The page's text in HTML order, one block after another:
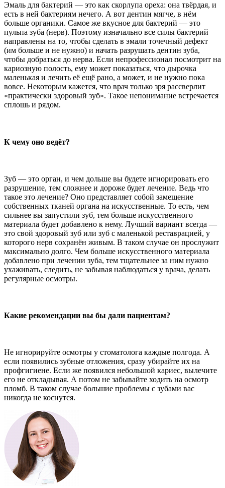
Эмаль для бактерий — это как скорлупа ореха: она твёрдая, и
есть в ней бактериям нечего. А вот дентин мягче, в нём
больше органики. Самое же вкусное для бактерий — это
пульпа зуба (нерв). Поэтому изначально все силы бактерий
направлены на то, чтобы сделать в эмали точечный дефект
(им больше и не нужно) и начать разрушать дентин зуба,
чтобы добраться до нерва. Если непрофессионал посмотрит на
кариозную полость, ему может показаться, что дырочка
маленькая и лечить её ещё рано, а может, и не нужно пока
вовсе. Некоторым кажется, что врач только зря рассверлит
«практически здоровый зуб». Такое непонимание встречается
сплошь и рядом.
К чему оно ведёт?
Зуб — это орган, и чем дольше вы будете игнорировать его
разрушение, тем сложнее и дороже будет лечение. Ведь что
такое это лечение? Оно представляет собой замещение
собственных тканей органа на искусственные. То есть, чем
сильнее вы запустили зуб, тем больше искусственного
материала будет добавлено к нему. Лучший вариант всегда —
это свой здоровый зуб или зуб с маленькой реставрацией, у
которого нерв сохранён живым. В таком случае он прослужит
максимально долго. Чем больше искусственного материала
добавлено при лечении зуба, тем тщательнее за ним нужно
ухаживать, следить, не забывая наблюдаться у врача, делать
регулярные осмотры.
Какие рекомендации вы бы дали пациентам?
Не игнорируйте осмотры у стоматолога каждые полгода. А
если появились зубные отложения, сразу убирайте их на
профгигиене. Если же появился небольшой кариес, вылечите
его не откладывая. А потом не забывайте ходить на осмотр
пломб. В таком случае большие проблемы с зубами вас
никогда не коснутся.